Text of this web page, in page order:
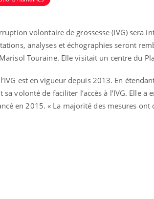
volontaire de grossesse (IVG) sera
analyses et échographies seront
Touraine. Elle visitait un centre du
est en vigueur depuis 2013. En
volonté de faciliter l’accès à l’IVG. Elle a
en 2015. « La majorité des mesures ont
Toujours connectés :
comment le travail
empiète de plus en plus
sur nos soirées
Cancer colorectal : une
stratégie simple aurait
changé la donne au Pays
basque